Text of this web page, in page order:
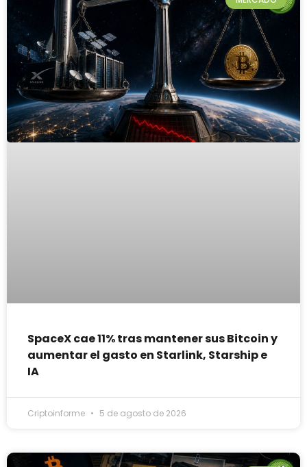
SpaceX cae 11% tras mantener sus Bitcoin y
aumentar el gasto en Starlink, Starship e
IA
Criptoinforme 5 de agosto de 2026